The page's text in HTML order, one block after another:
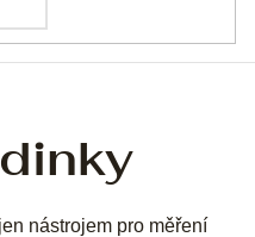
nástrojem pro měření